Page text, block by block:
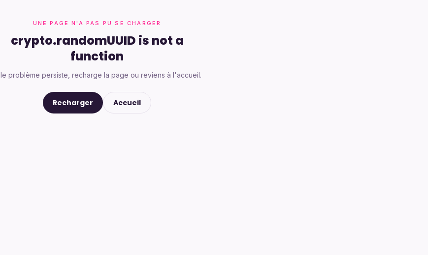
UNE PAGE N'A PAS PU SE CHARGER
crypto.randomUUID is not a
function
problème persiste, recharge la page ou reviens à l'accueil.
Recharger Accueil